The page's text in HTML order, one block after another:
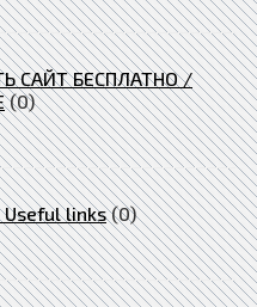
САЙТ БЕСПЛАТНО /
(0)
Useful links (0)